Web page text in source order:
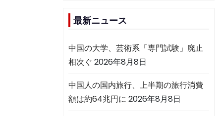
最新ニュース
中国の大学、芸術系「専門試験」廃止
相次ぐ 2026年8月8日
中国人の国内旅行、上半期の旅行消費
額は約64兆円に 2026年8月8日